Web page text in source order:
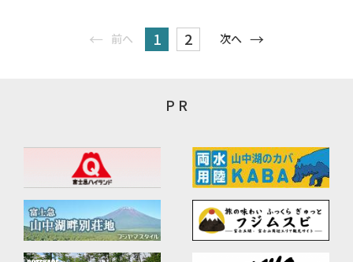
前へ 1 2 次へ
P R